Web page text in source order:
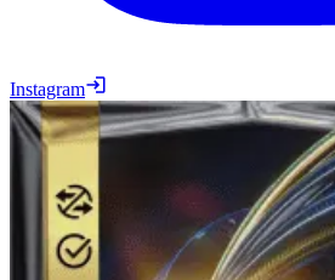
Instagram